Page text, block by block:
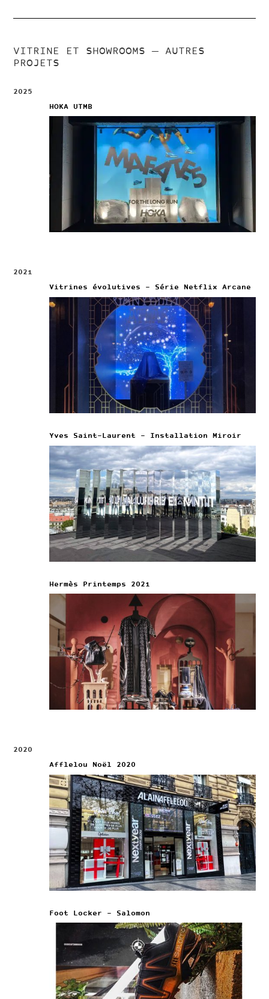
VITRINE ET SHOWROOMS— AUTRES
PROJETS
2025
HOKA UTMB
2021
Vitrines évolutives – Série Netflix Arcane
Yves Saint-Laurent – Installation Miroir
Hermès Printemps 2021
2020
Afflelou Noël 2020
Foot Locker – Salomon